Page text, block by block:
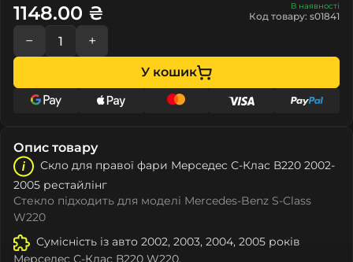
В наявності
Код товару: s01841
1148.00 ₴
− +
У кошик
Опис товару
Скло для правої фари Мeрceдec С-Клас В220 2002-
2005 рестайлінг
Стекло підходить для моделі Mercedes-Benz S-Class
W220
Сумісність із авто 2002, 2003, 2004, 2005 років
Мeрceдec С-Клас В220 W220.